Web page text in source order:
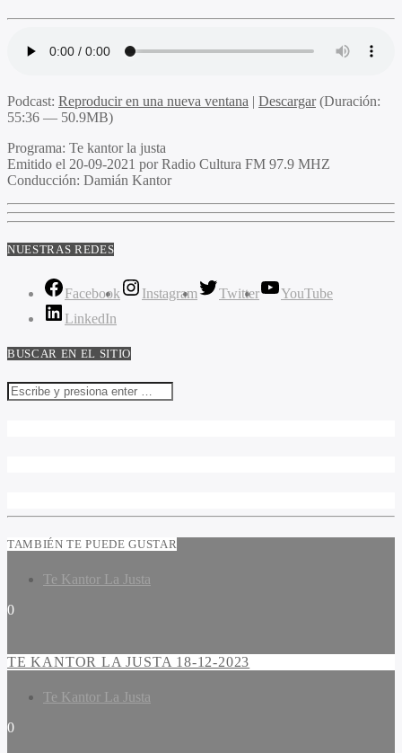
Podcast: Reproducir en una nueva ventana | Descargar(Duración:
55:36 — 50.9MB)
Programa: Te kantor la justa
Emitido el 20-09-2021 por Radio Cultura FM 97.9 MHZ
Conducción: Damián Kantor
NUESTRAS REDES
Facebook Instagram Twitter
YouTube
LinkedIn
BUSCAR EN EL SITIO
TAMBIÉN TE PUEDE GUSTAR
Te Kantor La Justa
0
TE KANTOR LA JUSTA 18-12-2023
Te Kantor La Justa
0